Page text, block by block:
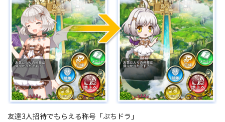
​友達3人招待でもらえる称号「ぷちドラ」